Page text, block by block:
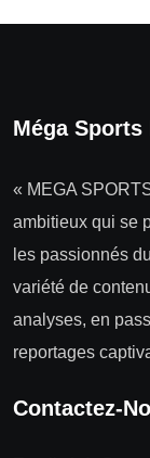
Méga Sports
« MEGA
ambitieux qui se
les passionnés
variété de
analyses, en
reportages
Contactez-